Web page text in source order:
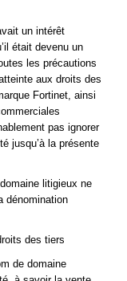
un intérêt
était devenu un
les précautions
aux droits des
Fortinet, ainsi
pas ignorer
jusqu’à la présente
litigieux ne
dénomination
des tiers
de domaine